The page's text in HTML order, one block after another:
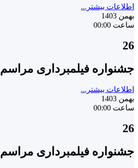
اطلاعات بیشتر...
بهمن 1403
ساعت 00:00
26
جشنواره فیلمبرداری مراسم
اطلاعات بیشتر...
بهمن 1403
ساعت 00:00
26
جشنواره فیلمبرداری مراسم